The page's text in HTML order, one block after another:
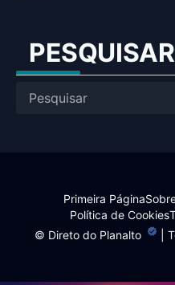
PESQUISAR
© Direto do Planalto |
Primeira Página
Política de Cookies